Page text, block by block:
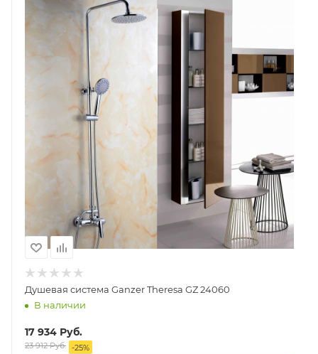
Душевая система Ganzer Theresa GZ 24060
В наличии
17 934 Руб.
23 912Руб. -25%